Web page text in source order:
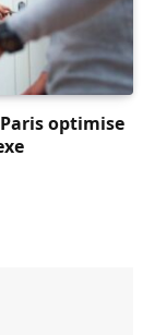
optimise